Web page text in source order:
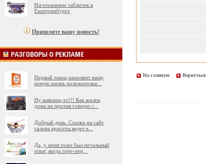
Изготовление табличек в
Екатеринбурге
Пришлите вашу новость!
Первый танец наполнит вашу
новую жизнь положительн
Ну наконец-то!!! Как жилец
дома на против говорю с
Добрый день. Ссылка на сайт
салона красоты ведет к
Да, у меня тоже был печальный
опыт, когда горе-пер
На главную Вернуться